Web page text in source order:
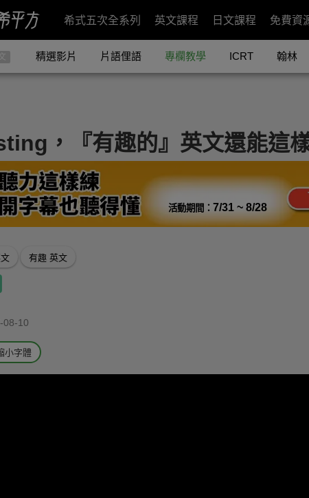
希式五次全系列 英文課程 日文課程 免費資
精選影片 片語俚語 專欄教學 ICRT 翰林
，『有趣的』英文還能這
活動期間： 7/31 ~ 8/28
有趣 英文
08-10
小字體